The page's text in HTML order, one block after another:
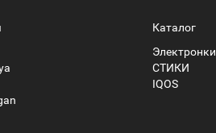
Каталог
Электронки
СТИКИ
IQOS